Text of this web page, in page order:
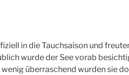
in die Tauchsaison und
wurde der See vorab
überraschend wurden sie